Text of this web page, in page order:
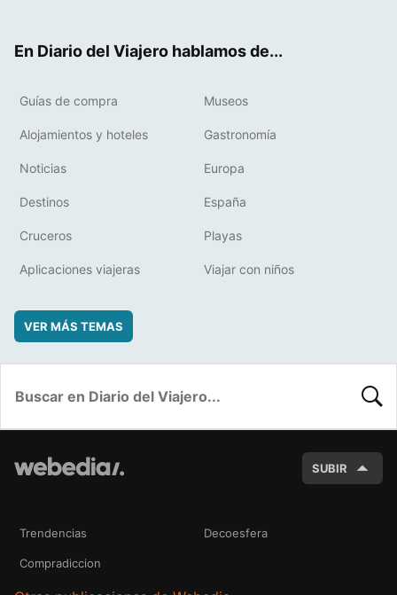
En Diario del Viajero hablamos de...
Guías de compra Museos
Alojamientos y hoteles Gastronomía
Noticias Europa
Destinos España
Cruceros Playas
Aplicaciones viajeras Viajar con niños
VER MÁS TEMAS
SUBIR
Trendencias Decoesfera
Compradiccion